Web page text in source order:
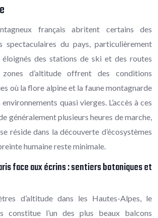
français abritent certains des
spectaculaires du pays, particulièrement
éloignés des stations de ski et des routes
d’altitude offrent des conditions
où la flore alpine et la faune montagnarde
quasi vierges. L’accès à ces
généralement plusieurs heures de marche,
réside dans la découverte d’écosystèmes
humaine reste minimale.
face aux écrins : sentiers botaniques et
d’altitude dans les Hautes-Alpes, le
constitue l’un des plus beaux balcons